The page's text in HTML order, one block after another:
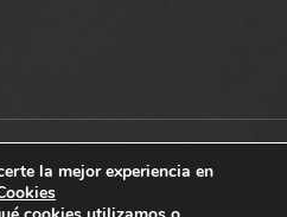
baulgastronomico.es
De Privacidad Y Aviso Legal
la mejor experiencia en